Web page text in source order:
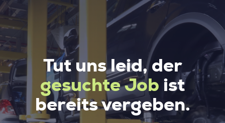
Tut uns leid, der
gesuchte Job ist
bereits vergeben.